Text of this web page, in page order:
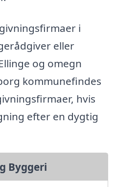
i
eller
og omegn
kommunefindes
hvis
efter en dygtig
Byggeri